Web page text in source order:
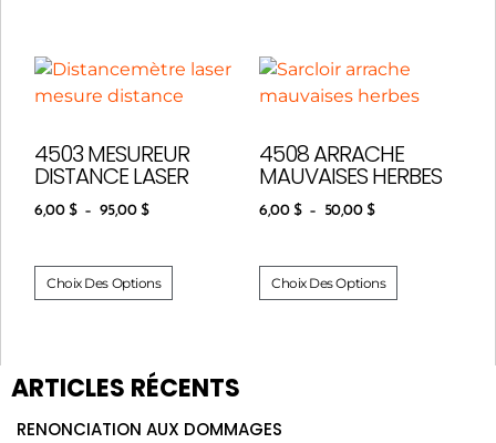
4503 MESUREUR
DISTANCE LASER
6,00 $ – 95,00 $
Choix Des Options
4508 ARRACHE
MAUVAISES HERBES
6,00 $ – 50,00 $
Choix Des Options
ARTICLES RÉCENTS
RENONCIATION AUX DOMMAGES